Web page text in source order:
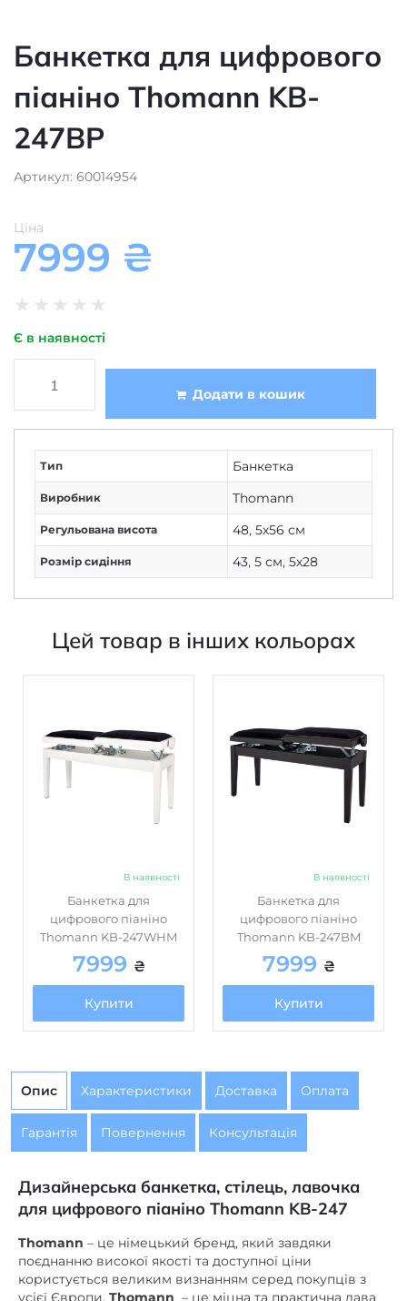
Банкетка для цифрового
піаніно Thomann KB-
247BP
Артикул: 60014954
Ціна
7999 ₴
★ ★ ★ ★ ★
Є в наявності
Додати в кошик
Тип Банкетка
Виробник Thomann
Регульована висота 48, 5х56 см
Розмір сидіння 43, 5 см, 5х28
Цей товар в інших кольорах
В наявності
Банкетка для
цифрового піаніно
Thomann KB-247WHM
7999 ₴
Купити
В наявності
Банкетка для
цифрового піаніно
Thomann KB-247BM
7999 ₴
Купити
Опис Характеристики Доставка Оплата
Гарантія Повернення Консультація
Дизайнерська банкетка, стілець, лавочка
для цифрового піаніно Thomann KB-247
Thomann – це німецький бренд, який завдяки
поєднанню високої якості та доступної ціни
користується великим визнанням серед покупців з
усієї Європи. Thomann – це міцна та практична лава